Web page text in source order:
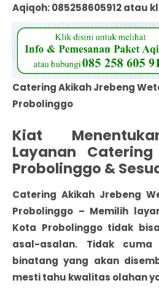
Aqiqoh: 085258605912 atau
Catering Akikah Jrebeng
Probolinggo
Kiat
Layanan
Probolinggo &
Catering Akikah Jrebeng
Probolinggo – Memilih
Kota Probolinggotidak
asal-asalan. Tidak cuma
binatang yang akan
mesti tahu kwalitas olahan